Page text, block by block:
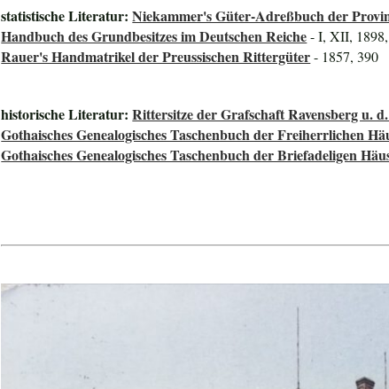
statistische Literatur:Niekammer's Güter-Adreßbuch der
Handbuch des Grundbesitzes im Deutschen Reiche- I, XII,
Rauer's Handmatrikel der Preussischen Rittergüter- 1857, 390
historische Literatur:Rittersitze der Grafschaft Ravensberg u.
Gothaisches Genealogisches Taschenbuch der Freiherrlichen
Gothaisches Genealogisches Taschenbuch der Briefadeligen